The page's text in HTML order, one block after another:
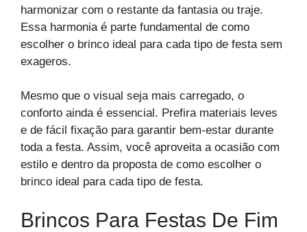
harmonizar com o restante da fantasia ou traje.
Essa harmonia é parte fundamental de como
escolher o brinco ideal para cada tipo de festa sem
exageros.
Mesmo que o visual seja mais carregado, o
conforto ainda é essencial. Prefira materiais leves
e de fácil fixação para garantir bem-estar durante
toda a festa. Assim, você aproveita a ocasião com
estilo e dentro da proposta de como escolher o
brinco ideal para cada tipo de festa.
Brincos Para Festas De Fim